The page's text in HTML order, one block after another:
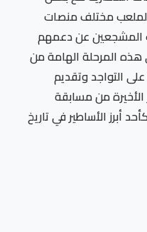
مختلف منصات
المشجعين عن دعمهم
هذه المرحلة الهامة من
التواجد وتقديم
الأخيرة من مسابقة
أبرز الأساطير في تاريخ